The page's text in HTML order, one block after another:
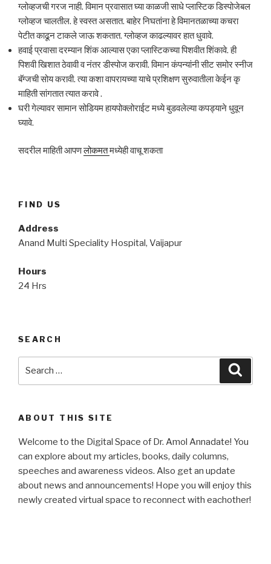
ग्लोव्हजची गरज नाही. विमान प्रवासात घ्या काळजी साधे प्लास्टिक डिस्पोजेबल
ग्लोव्हज चालतील. हे स्वस्त असतात. बाहेर निघतांना हे विमानतळाच्या कचरा
पेटीत काढून टाकले जाऊ शकतात. ग्लोव्हज काढल्यावर हात धुवावे.
हवाई प्रवासा दरम्यान शिंक आल्यास एका प्लास्टिकच्या पिशवीत शिंकावे. ही
पिशवी खिशात ठेवावी व नंतर डीस्पोज करावी. विमान कंपन्यांनी सीट समोर स्नीज
बॅग्जची सोय करावी. त्या कशा वापरायच्या याचे प्रशिक्षण सुरुवातीला केईन कृ
माहिती सांगतात त्यात करावे .
घरी गेल्यावर सामान सोडियम हायपोक्लोराईट मध्ये बुडवलेल्या कपड्याने धुवून
घ्यावे.
सदरील माहिती आपणलोकमतमध्येही वाचू शकता
FIND US
Address
Anand Multi Speciality Hospital, Vaijapur
Hours
24 Hrs
SEARCH
ABOUT THIS SITE
Welcome to the Digital Space of Dr. Amol Annadate! You
can explore about my articles, books, daily columns,
speeches and awareness videos. Also get an update
about news and announcements! Hope you will enjoy this
newly created virtual space to reconnect with eachother!